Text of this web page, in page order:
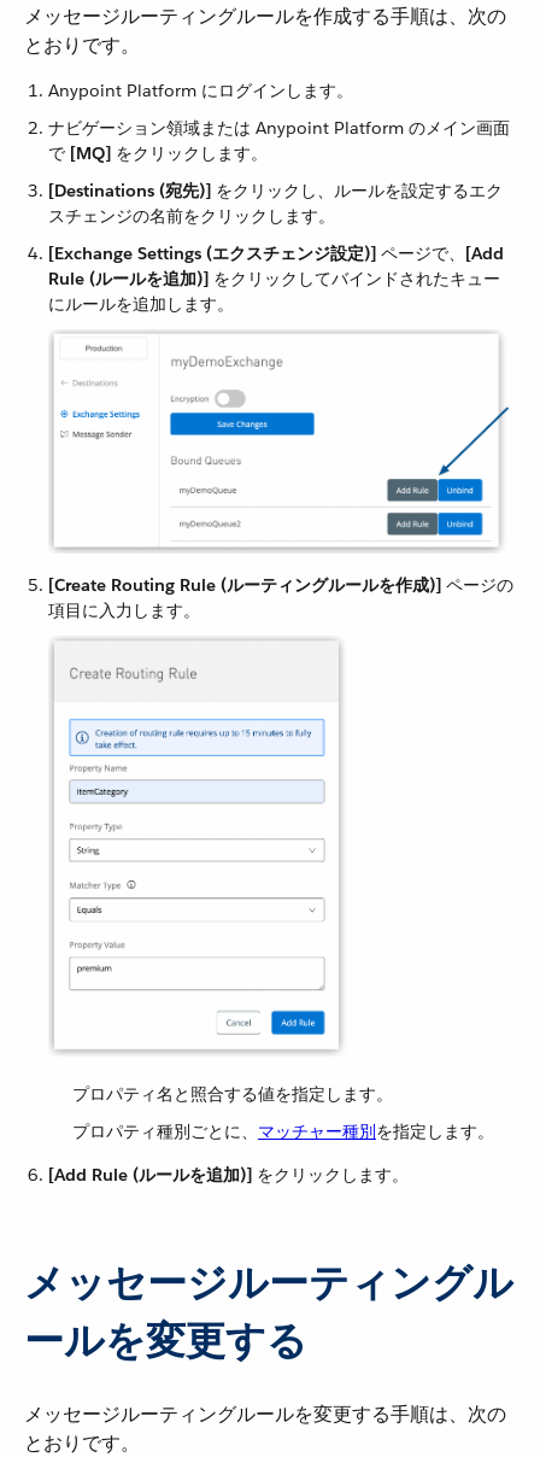
メッセージルーティングルールを作成する手順は、次の
とおりです。
Anypoint Platform にログインします。
ナビゲーション領域または Anypoint Platform のメイン画面
で ​ [MQ] ​ をクリックします。
[Destinations (宛先)] ​ をクリックし、ルールを設定するエク
スチェンジの名前をクリックします。
[Exchange Settings (エクスチェンジ設定)] ​ ページで、​ [Add
Rule (ルールを追加)] ​ をクリックしてバインドされたキュー
にルールを追加します。
[Create Routing Rule (ルーティングルールを作成)] ​ ページの
項目に入力します。
プロパティ名と照合する値を指定します。
プロパティ種別ごとに、​ マッチャー種別​を指定します。
[Add Rule (ルールを追加)] ​ をクリックします。
メッセージルーティングル
ールを変更する
メッセージルーティングルールを変更する手順は、次の
とおりです。